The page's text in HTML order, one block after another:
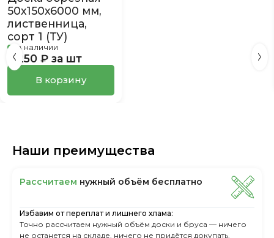
50х150х6000 мм,
лиственница,
сорт 1 (ТУ)
в наличии
2 250 ₽ за шт
В корзину
Наши преимущества
Рассчитаем нужный объём бесплатно
Избавим от переплат и лишнего хлама:
Точно рассчитаем нужный объём доски и бруса — ничего
не останется на складе, ничего не придётся докупать.